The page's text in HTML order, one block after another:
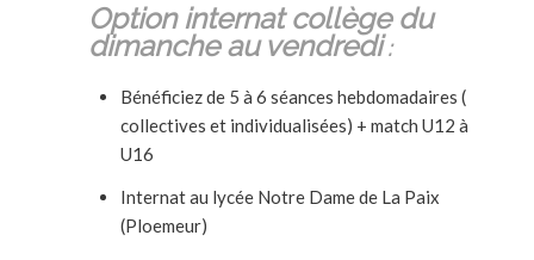
Option internat collège du
dimanche au vendredi:
Bénéficiez de 5 à 6 séances hebdomadaires (
collectives et individualisées) + match U12 à
U16
Internat au lycée Notre Dame de La Paix
(Ploemeur)